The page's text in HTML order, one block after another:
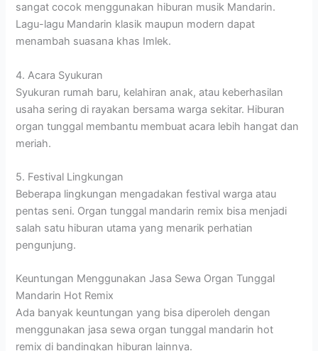
sangat cocok menggunakan hiburan musik Mandarin.
Lagu-lagu Mandarin klasik maupun modern dapat
menambah suasana khas Imlek.
4. Acara Syukuran
Syukuran rumah baru, kelahiran anak, atau keberhasilan
usaha sering di rayakan bersama warga sekitar. Hiburan
organ tunggal membantu membuat acara lebih hangat dan
meriah.
5. Festival Lingkungan
Beberapa lingkungan mengadakan festival warga atau
pentas seni. Organ tunggal mandarin remix bisa menjadi
salah satu hiburan utama yang menarik perhatian
pengunjung.
Keuntungan Menggunakan Jasa Sewa Organ Tunggal
Mandarin Hot Remix
Ada banyak keuntungan yang bisa diperoleh dengan
menggunakan jasa sewa organ tunggal mandarin hot
remix di bandingkan hiburan lainnya.